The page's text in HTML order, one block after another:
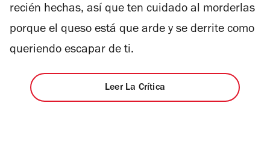
recién hechas, así que ten cuidado al morderlas
porque el queso está que arde y se derrite como
queriendo escapar de ti.
Leer La Crítica